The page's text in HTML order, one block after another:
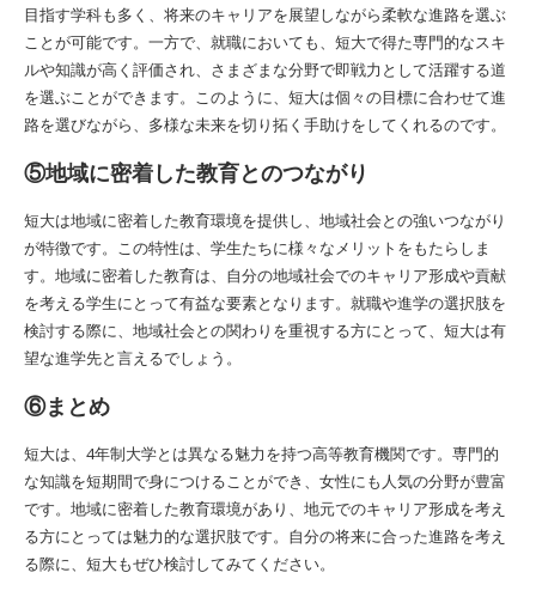
目指す学科も多く、将来のキャリアを展望しながら柔軟な進路を選ぶ
ことが可能です。一方で、就職においても、短大で得た専門的なスキ
ルや知識が高く評価され、さまざまな分野で即戦力として活躍する道
を選ぶことができます。このように、短大は個々の目標に合わせて進
路を選びながら、多様な未来を切り拓く手助けをしてくれるのです。
⑤地域に密着した教育とのつながり
短大は地域に密着した教育環境を提供し、地域社会との強いつながり
が特徴です。この特性は、学生たちに様々なメリットをもたらしま
す。地域に密着した教育は、自分の地域社会でのキャリア形成や貢献
を考える学生にとって有益な要素となります。就職や進学の選択肢を
検討する際に、地域社会との関わりを重視する方にとって、短大は有
望な進学先と言えるでしょう。
⑥まとめ
短大は、4年制大学とは異なる魅力を持つ高等教育機関です。専門的
な知識を短期間で身につけることができ、女性にも人気の分野が豊富
です。地域に密着した教育環境があり、地元でのキャリア形成を考え
る方にとっては魅力的な選択肢です。自分の将来に合った進路を考え
る際に、短大もぜひ検討してみてください。